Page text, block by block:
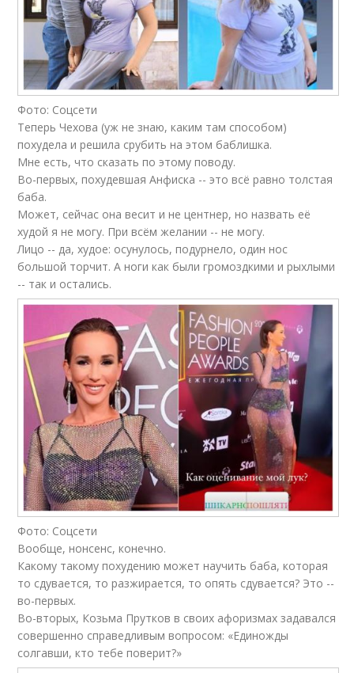
Фото: Соцсети
Теперь Чехова (уж не знаю, каким там способом)
похудела и решила срубить на этом баблишка.
Мне есть, что сказать по этому поводу.
Во-первых, похудевшая Анфиска -- это всё равно толстая
баба.
Может, сейчас она весит и не центнер, но назвать её
худой я не могу. При всём желании -- не могу.
Лицо -- да, худое: осунулось, подурнело, один нос
большой торчит. А ноги как были громоздкими и рыхлыми
-- так и остались.
Фото: Соцсети
Вообще, нонсенс, конечно.
Какому такому похудению может научить баба, которая
то сдувается, то разжирается, то опять сдувается? Это --
во-первых.
Во-вторых, Козьма Прутков в своих афоризмах задавался
совершенно справедливым вопросом: «Единожды
солгавши, кто тебе поверит?»